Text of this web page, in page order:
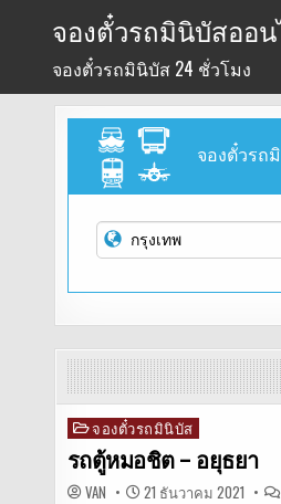
content
จองตั๋วรถมินิบัสออ
จองตั๋วรถมินิบัส 24 ชั่วโมง
จองตั๋วรถ
Posted
in
จองตั๋วรถมินิบัส
รถตู้หมอชิต – อยุธยา
VAN 21 ธันวาคม 2021